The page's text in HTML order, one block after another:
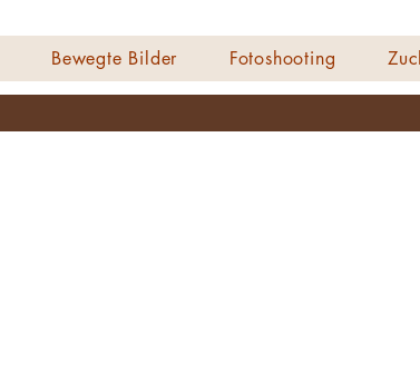
Bewegte Bilder Fotoshooting